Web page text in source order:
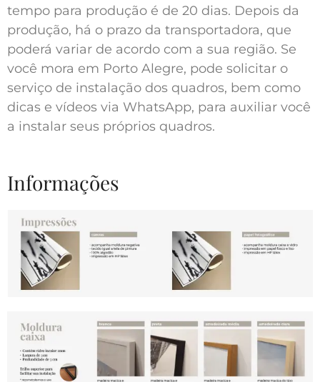
tempo para produção é de 20 dias. Depois da
produção, há o prazo da transportadora, que
poderá variar de acordo com a sua região. Se
você mora em Porto Alegre, pode solicitar o
serviço de instalação dos quadros, bem como
dicas e vídeos via WhatsApp, para auxiliar você
a instalar seus próprios quadros.
Informações